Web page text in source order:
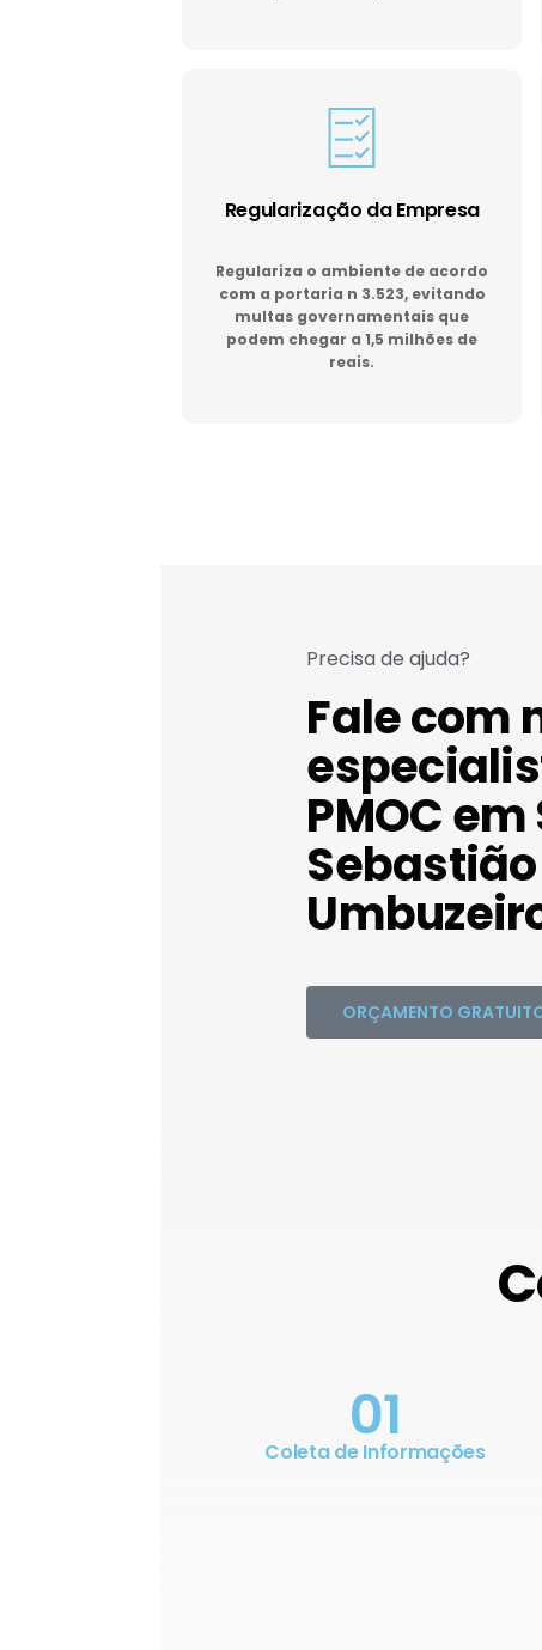
Regularização da Empresa
Regulariza o ambiente de acordo
com a portaria n 3.523, evitando
multas governamentais que
podem chegar a 1,5 milhões de
reais.
Precisa de ajuda?
Fale com
PMOC em
ORÇAMENTO
01
Coleta de Informações